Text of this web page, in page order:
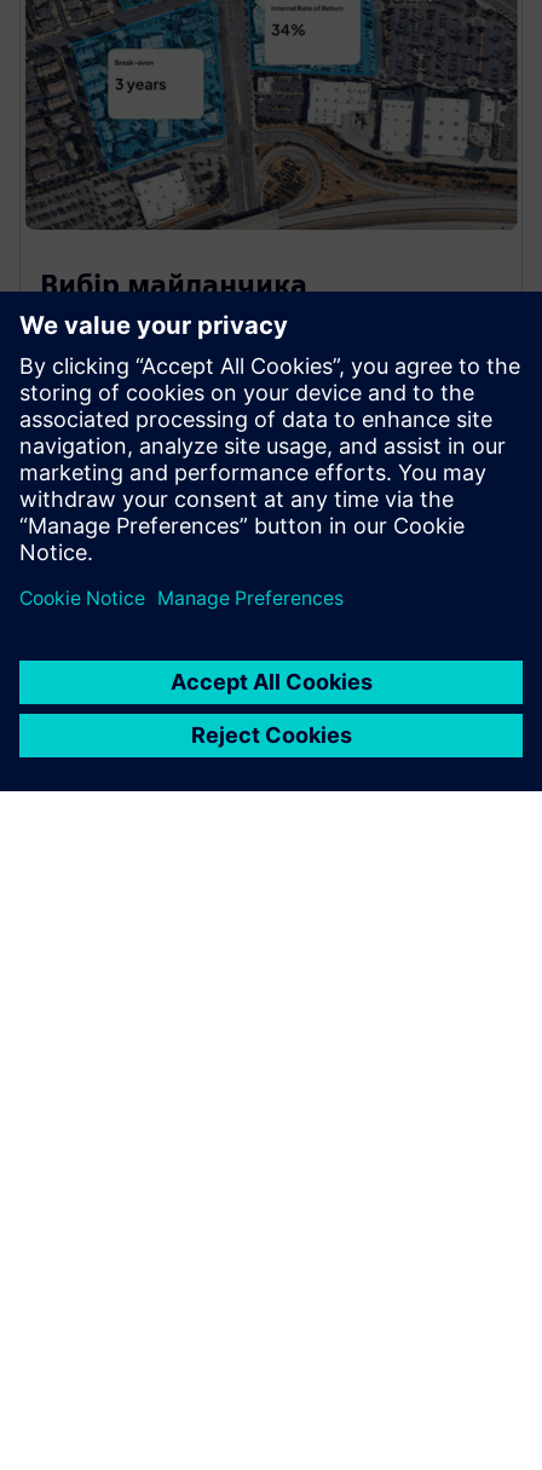
Вибір майданчика
Знайдіть і закрийте свою наступну угоду. Швидко
аналізуйте тисячі потенційних угод, а потім
приймайте кращі та швидші рішення за
допомогою точного огляду попиту, потужності та
фінансових показників на сайті Alpha Grid.